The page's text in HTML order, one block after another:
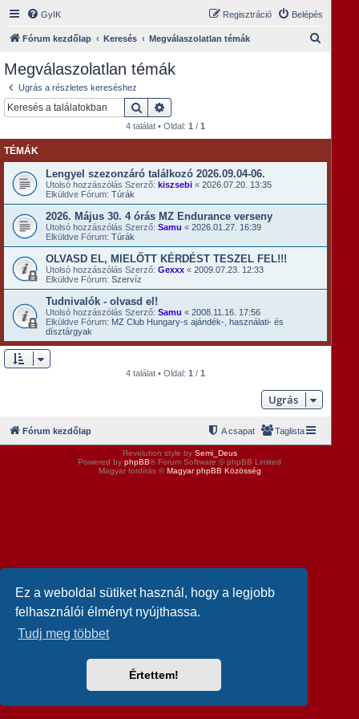
Ez a weboldal sütiket használ, hogy a legjobb
felhasználói élményt nyújthassa.
Tudj meg többet
Értettem!
GyIK Belépés
Regisztráció
Fórum kezdőlap Keresés Megválaszolatlan témák
Megválaszolatlan témák
Ugrás a részletes kereséshez
Keresés
4 találat • Oldal:1 /1
TÉMÁK
Lengyel szezonzáró találkozó 2026.09.04-06.
Utolsó hozzászólás Szerző: kiszsebi « 2026.07.20. 13:35
Elküldve Fórum: Túrák
2026. Május 30. 4 órás MZ Endurance verseny
Utolsó hozzászólás Szerző: Samu « 2026.01.27. 16:39
Elküldve Fórum: Túrák
OLVASD EL, MIELŐTT KÉRDÉST TESZEL FEL!!!
Utolsó hozzászólás Szerző: Gexxx « 2009.07.23. 12:33
Elküldve Fórum: Szervíz
Tudnivalók - olvasd el!
Utolsó hozzászólás Szerző: Samu « 2008.11.16. 17:56
Elküldve Fórum: MZ Club Hungary-s ajándék-, használati- és
dísztárgyak
4 találat • Oldal:1 /1
Ugrás
Fórum kezdőlap Taglista
A csapat
Revolution style by Semi_Deus
Powered by phpBB® Forum Software © phpBB Limited
Magyar fordítás ©Magyar phpBB Közösség